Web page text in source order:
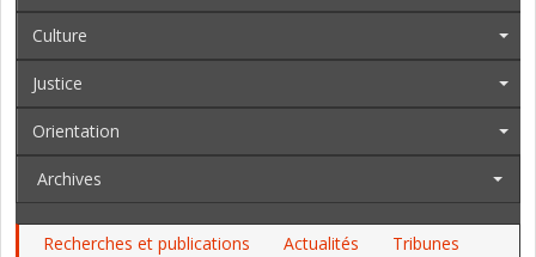
Culture
Justice
Orientation
Archives
Recherches et publications Actualités
Tribunes